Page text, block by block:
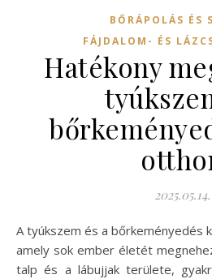
BŐRÁPOLÁS ÉS
FÁJDALOM- ÉS
Hatékony
2025.05.14.
A tyúkszem és a bőrkeményedés két gyakori bőrprobléma,
amely sok ember életét
talp és a lábujjak területe,